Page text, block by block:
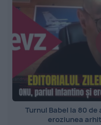
Turnul Babel la 80
eroziunea